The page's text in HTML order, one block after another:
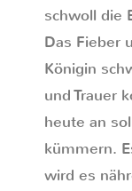
schwoll die
Das Fieber
Königin
und Trauer
heute an
kümmern.
wird es